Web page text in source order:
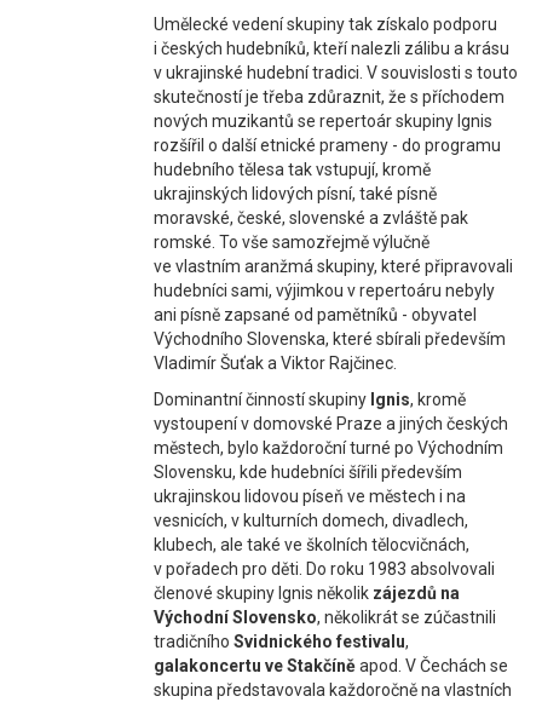
Umělecké vedení skupiny tak získalo podporu
i českých hudebníků, kteří nalezli zálibu a krásu
v ukrajinské hudební tradici. V souvislosti s touto
skutečností je třeba zdůraznit, že s příchodem
nových muzikantů se repertoár skupiny Ignis
rozšířil o další etnické prameny - do programu
hudebního tělesa tak vstupují, kromě
ukrajinských lidových písní, také písně
moravské, české, slovenské a zvláště pak
romské. To vše samozřejmě výlučně
ve vlastním aranžmá skupiny, které připravovali
hudebníci sami, výjimkou v repertoáru nebyly
ani písně zapsané od pamětníků - obyvatel
Východního Slovenska, které sbírali především
Vladimír Šuťak a Viktor Rajčinec.
Dominantní činností skupiny Ignis, kromě
vystoupení v domovské Praze a jiných českých
městech, bylo každoroční turné po Východním
Slovensku, kde hudebníci šířili především
ukrajinskou lidovou píseň ve městech i na
vesnicích, v kulturních domech, divadlech,
klubech, ale také ve školních tělocvičnách,
v pořadech pro děti. Do roku 1983 absolvovali
členové skupiny Ignis několik zájezdů na
Východní Slovensko, několikrát se zúčastnili
tradičního Svidnického festivalu,
galakoncertu ve Stakčíněapod. V Čechách se
skupina představovala každoročně na vlastních